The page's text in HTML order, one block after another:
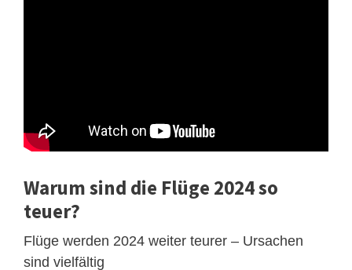
Warum sind die Flüge 2024 so
teuer?
Flüge werden 2024 weiter teurer – Ursachen
sind vielfältig